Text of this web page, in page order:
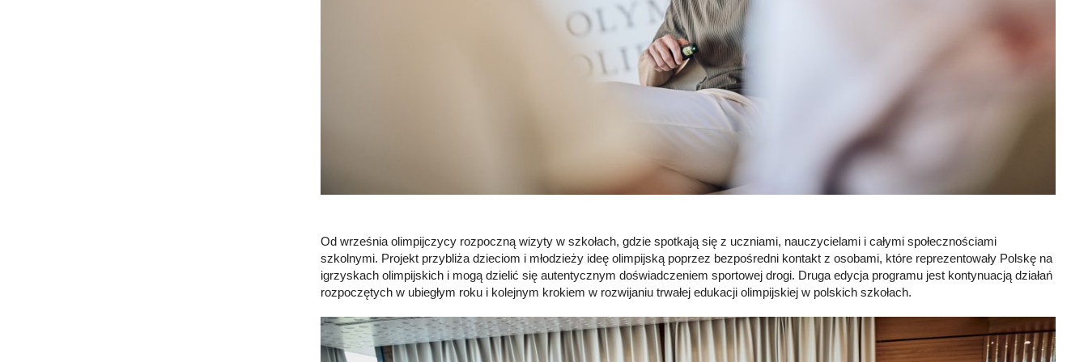
Od września olimpijczycy rozpoczną wizyty w szkołach, gdzie spotkają się z uczniami, nauczycielami i całymi społecznościami
szkolnymi. Projekt przybliża dzieciom i młodzieży ideę olimpijską poprzez bezpośredni kontakt z osobami, które reprezentowały Polskę na
igrzyskach olimpijskich i mogą dzielić się autentycznym doświadczeniem sportowej drogi. Druga edycja programu jest kontynuacją działań
rozpoczętych w ubiegłym roku i kolejnym krokiem w rozwijaniu trwałej edukacji olimpijskiej w polskich szkołach.